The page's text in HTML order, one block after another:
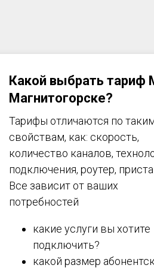
Какой выбрать тариф
Магнитогорске?
Тарифы отличаются по
свойствам, как: скорость,
количество каналов,
подключения, роутер,
Все зависит от ваших
потребностей
какие услуги вы хотите
подключить?
какой размер